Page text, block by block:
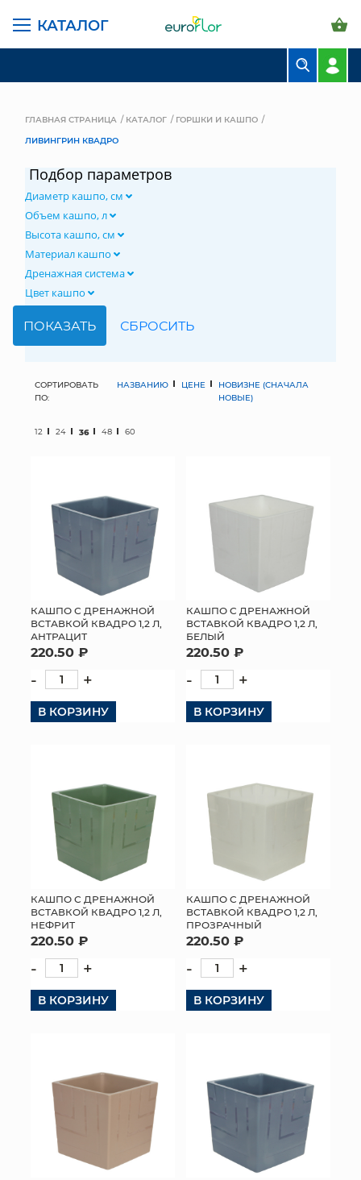
КАТАЛОГ
СВАДЕБНАЯ ФЛОРИСТИКА
МЯГКИЕ ИГРУШКИ
ИСКУССТВЕННЫЕ ЦВЕТЫ
ПАКЕТЫ И СУМКИ
ПОДАРОЧНЫЕ КАРТЫ
ТОРГОВЫЙ ЦЕНТР
ОПТОВЫМ КЛИЕНТАМ
ДОСТАВКА И ОПЛАТА
ГЛАВНАЯ СТРАНИЦА КАТАЛОГ
ГОРШКИ И КАШПО
ЛИВИНГРИН КВАДРО
Подбор параметров
Диаметр кашпо, см
Объем кашпо, л
Высота кашпо, см
Материал кашпо
Дренажная система
Цвет кашпо
СОРТИРОВАТЬ
ПО:
НАЗВАНИЮ ЦЕНЕ
НОВИЗНЕ (СНАЧАЛА
НОВЫЕ)
12 24 36 48 60
КАШПО С ДРЕНАЖНОЙ
ВСТАВКОЙ КВАДРО 1,2 Л,
АНТРАЦИТ
220.50 ₽
- +
В КОРЗИНУ
КАШПО С ДРЕНАЖНОЙ
ВСТАВКОЙ КВАДРО 1,2 Л,
БЕЛЫЙ
220.50 ₽
- +
В КОРЗИНУ
КАШПО С ДРЕНАЖНОЙ
ВСТАВКОЙ КВАДРО 1,2 Л,
НЕФРИТ
220.50 ₽
- +
В КОРЗИНУ
КАШПО С ДРЕНАЖНОЙ
ВСТАВКОЙ КВАДРО 1,2 Л,
ПРОЗРАЧНЫЙ
220.50 ₽
- +
В КОРЗИНУ